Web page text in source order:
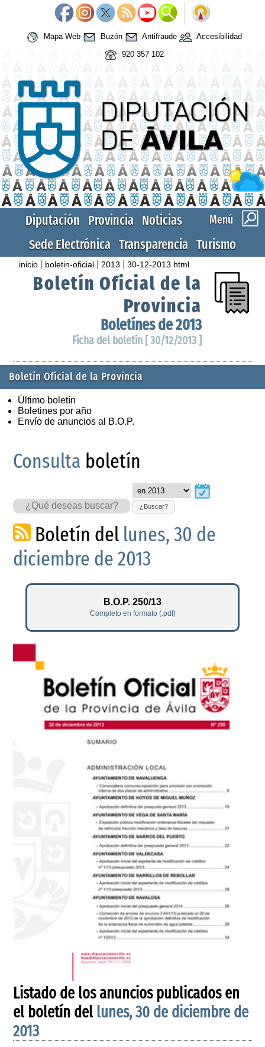
Mapa Web Buzón Antifraude
Accesibilidad
920 357 102
Menú
Diputación Provincia Noticias
Sede Electrónica Transparencia Turismo
inicio boletin-oficial 2013 |30-12-2013.html
Boletín Oficial de la
Provincia
Boletínes de 2013
Ficha del boletín [ 30/12/2013 ]
Boletín Oficial de la Provincia
Último boletín
Boletines por año
Envío de anuncios al B.O.P.
Consulta boletín
¿Buscar?
Boletín del lunes, 30 de
diciembre de 2013
B.O.P. 250/13
Completo en formato (.pdf)
Listado de los anuncios publicados en
el boletín del lunes, 30 de diciembre de
2013